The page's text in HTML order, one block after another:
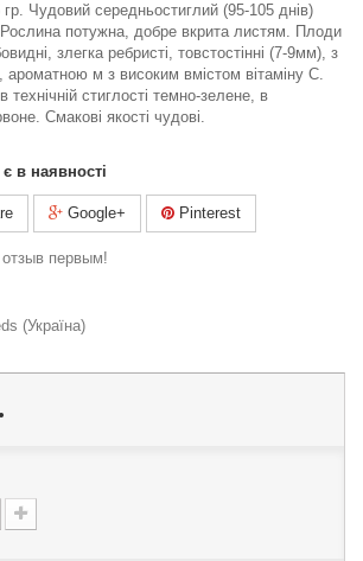
гр. Чудовий середньостиглий (95-105 днів)
Рослина потужна, добре вкрита листям. Плоди
злегка ребристі, товстостінні (7-9мм), з
м з високим вмістом вітаміну С.
стиглості темно-зелене, в
Смакові якості чудові.
в наявності
Google+ Pinterest
первым!
(Україна)